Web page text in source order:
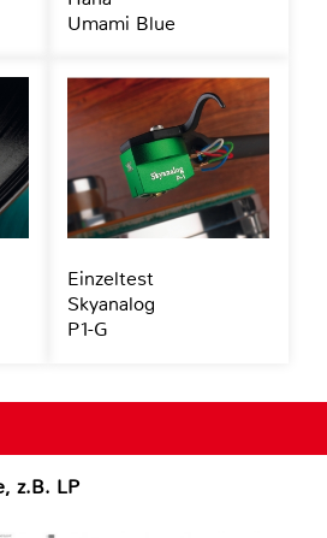
z.B. LP
Umami Blue
Einzeltest
Skyanalog
P1-G